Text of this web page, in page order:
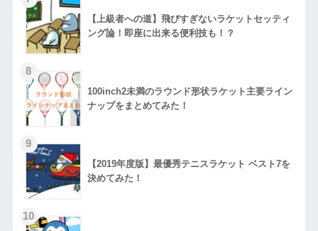
【上級者への道】飛びすぎないラケットセッティ
ング論！即座に出来る便利技も！？
100inch2未満のラウンド形状ラケット主要ライン
ナップをまとめてみた！
【2019年度版】最優秀テニスラケット ベスト7を
決めてみた！